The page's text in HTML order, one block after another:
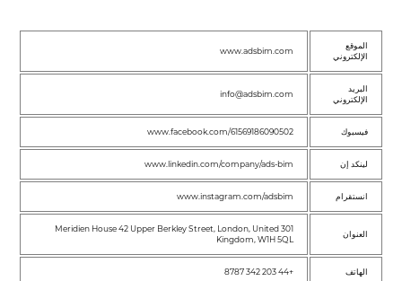
الموقع
الإلكتروني
www.adsbim.com
البريد
الإلكتروني
info@adsbim.com
فيسبوك www.facebook.com/61569186090502
لينكد إن www.linkedin.com/company/ads-bim
انستقرام www.instagram.com/adsbim
العنوان
301 Meridien House 42 Upper Berkley Street, London, United
Kingdom, W1H 5QL
الهاتف +44 203 342 8787